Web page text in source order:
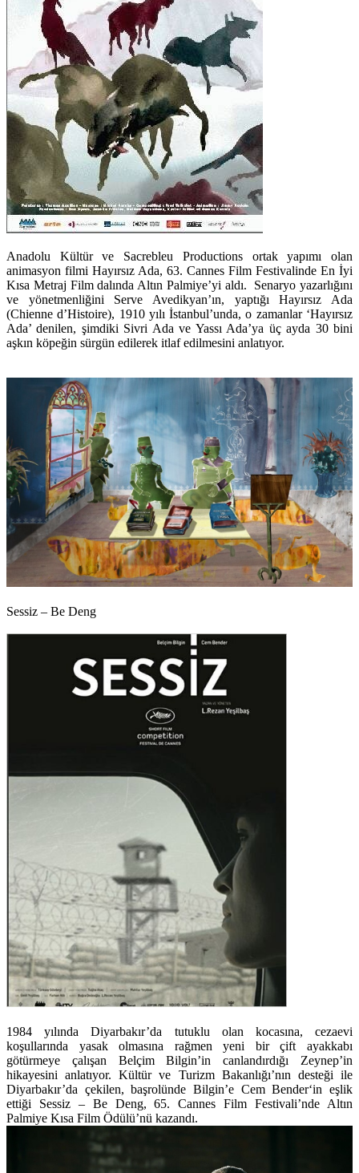
Anadolu Kültürve Sacrebleu Productionsortak yapımı olan
animasyon filmi Hayırsız Ada, 63. Cannes Film Festivalinde En İyi
Kısa Metraj Film dalında Altın Palmiye’yi aldı. Senaryo yazarlığını
ve yönetmenliğini Serve Avedikyan’ın, yaptığı Hayırsız Ada
(Chienne d’Histoire), 1910 yılı İstanbul’unda, o zamanlar ‘Hayırsız
Ada’ denilen, şimdiki Sivri Ada ve Yassı Ada’ya üç ayda 30 bini
aşkın köpeğin sürgün edilerek itlaf edilmesini anlatıyor.
Sessiz – Be Deng
1984 yılında Diyarbakır’da tutuklu olan kocasına, cezaevi
koşullarında yasak olmasına rağmen yeni bir çift ayakkabı
götürmeye çalışan Belçim Bilgin’in canlandırdığı Zeynep’in
hikayesini anlatıyor. Kültür ve Turizm Bakanlığı’nın desteği ile
Diyarbakır’da çekilen, başrolünde Bilgin’e Cem Bender‘in eşlik
ettiği Sessiz – Be Deng, 65. Cannes Film Festivali’nde Altın
Palmiye Kısa Film Ödülü’nü kazandı.